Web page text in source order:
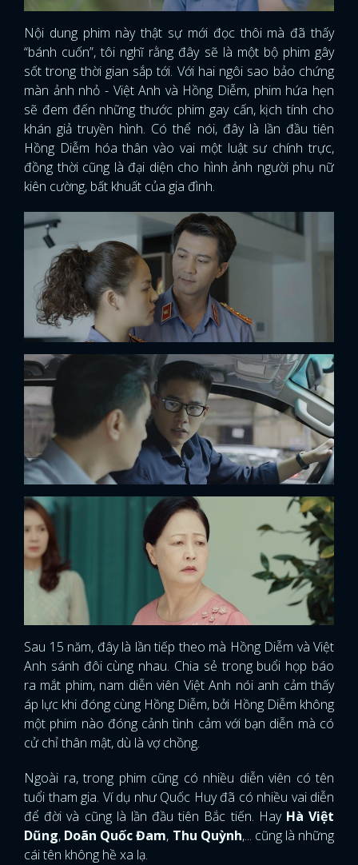
Nội dung phim này thật sự mới đọc thôi mà đã thấy
“bánh cuốn”, tôi nghĩ rằng đây sẽ là một bộ phim gây
sốt trong thời gian sắp tới. Với hai ngôi sao bảo chứng
màn ảnh nhỏ - Việt Anh và Hồng Diễm, phim hứa hẹn
sẽ đem đến những thước phim gay cấn, kịch tính cho
khán giả truyền hình. Có thể nói, đây là lần đầu tiên
Hồng Diễm hóa thân vào vai một luật sư chính trực,
đồng thời cũng là đại diện cho hình ảnh người phụ nữ
kiên cường, bất khuất của gia đình.
Sau 15 năm, đây là lần tiếp theo mà Hồng Diễm và Việt
Anh sánh đôi cùng nhau. Chia sẻ trong buổi họp báo
ra mắt phim, nam diễn viên Việt Anh nói anh cảm thấy
áp lực khi đóng cùng Hồng Diễm, bởi Hồng Diễm không
một phim nào đóng cảnh tình cảm với bạn diễn mà có
cử chỉ thân mật, dù là vợ chồng.
Ngoài ra, trong phim cũng có nhiều diễn viên có tên
tuổi tham gia. Ví dụ như Quốc Huy đã có nhiều vai diễn
để đời và cũng là lần đầu tiên Bắc tiến. Hay Hà Việt
Dũng, Doãn Quốc Đam, Thu Quỳnh,... cũng là những
cái tên không hề xa lạ.